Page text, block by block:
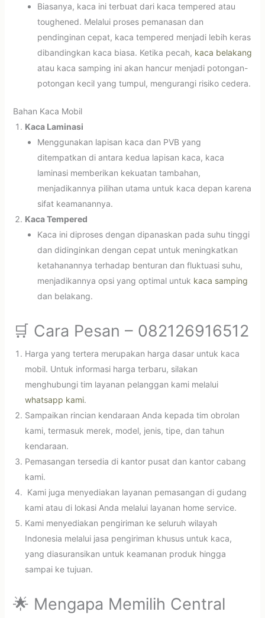
Biasanya, kaca ini terbuat dari kaca tempered atau
toughened. Melalui proses pemanasan dan
pendinginan cepat, kaca tempered menjadi lebih keras
dibandingkan kaca biasa. Ketika pecah, kaca belakang
atau kaca samping ini akan hancur menjadi potongan-
potongan kecil yang tumpul, mengurangi risiko cedera.
Bahan Kaca Mobil
Kaca Laminasi
Menggunakan lapisan kaca dan PVB yang
ditempatkan di antara kedua lapisan kaca, kaca
laminasi memberikan kekuatan tambahan,
menjadikannya pilihan utama untuk kaca depan karena
sifat keamanannya.
Kaca Tempered
Kaca ini diproses dengan dipanaskan pada suhu tinggi
dan didinginkan dengan cepat untuk meningkatkan
ketahanannya terhadap benturan dan fluktuasi suhu,
menjadikannya opsi yang optimal untuk kaca samping
dan belakang.
🛒 Cara Pesan – 082126916512
Harga yang tertera merupakan harga dasar untuk kaca
mobil. Untuk informasi harga terbaru, silakan
menghubungi tim layanan pelanggan kami melalui
whatsapp kami.
Sampaikan rincian kendaraan Anda kepada tim obrolan
kami, termasuk merek, model, jenis, tipe, dan tahun
kendaraan.
Pemasangan tersedia di kantor pusat dan kantor cabang
kami.
Kami juga menyediakan layanan pemasangan di gudang
kami atau di lokasi Anda melalui layanan home service.
Kami menyediakan pengiriman ke seluruh wilayah
Indonesia melalui jasa pengiriman khusus untuk kaca,
yang diasuransikan untuk keamanan produk hingga
sampai ke tujuan.
🌟 Mengapa Memilih Central